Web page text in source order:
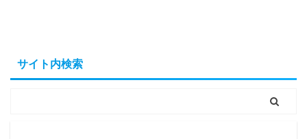
サイト内検索